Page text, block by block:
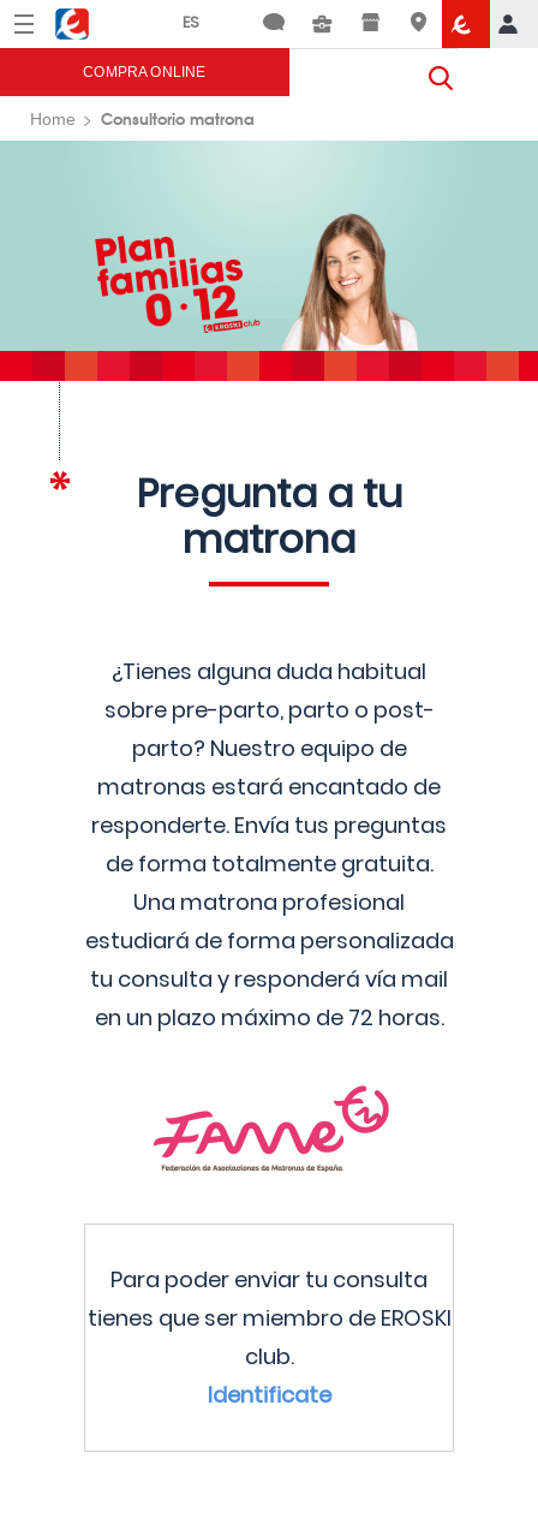
Menú Eroski
COMPRA ONLINE
Home Consultorio matrona
Pregunta a tu
matrona
¿Tienes alguna duda habitual
sobre pre-parto, parto o post-
parto? Nuestro equipo de
matronas estará encantado de
responderte. Envía tus preguntas
de forma totalmente gratuita.
Una matrona profesional
estudiará de forma personalizada
tu consulta y responderá vía mail
en un plazo máximo de 72 horas.
Para poder enviar tu consulta
tienes que ser miembro de EROSKI
club.
Identificate